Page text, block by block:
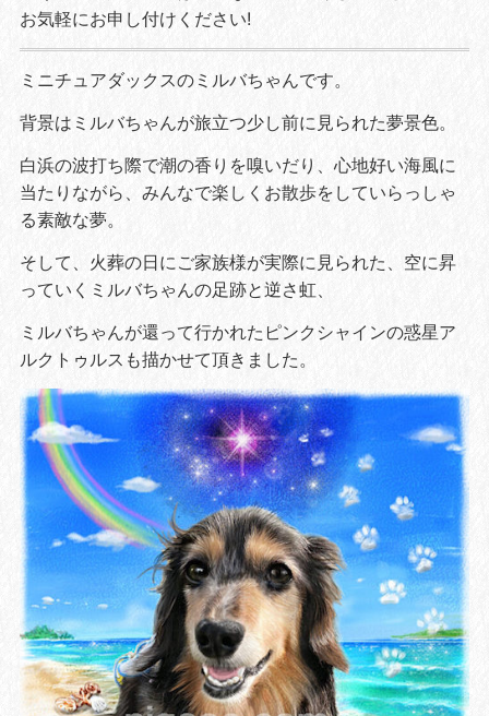
お気軽にお申し付けください!
ミニチュアダックスのミルバちゃんです。
背景はミルバちゃんが旅立つ少し前に見られた夢景色。
白浜の波打ち際で潮の香りを嗅いだり、心地好い海風に
当たりながら、みんなで楽しくお散歩をしていらっしゃ
る素敵な夢。
そして、火葬の日にご家族様が実際に見られた、空に昇
っていくミルバちゃんの足跡と逆さ虹、
ミルバちゃんが還って行かれたピンクシャインの惑星ア
ルクトゥルスも描かせて頂きました。